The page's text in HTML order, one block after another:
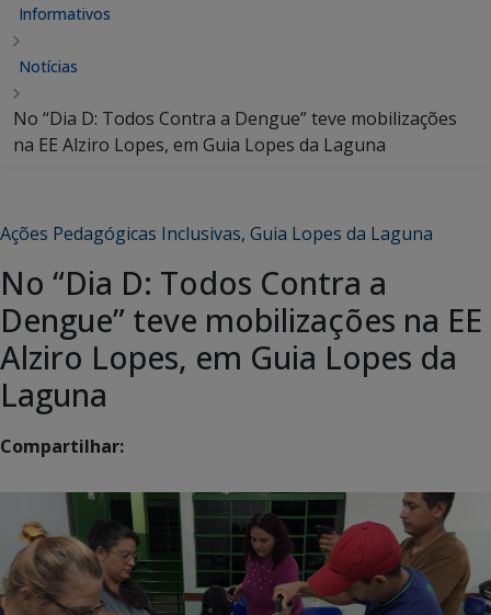
Informativos
Notícias
No “Dia D: Todos Contra a Dengue” teve mobilizações
na EE Alziro Lopes, em Guia Lopes da Laguna
Ações Pedagógicas Inclusivas, Guia Lopes da Laguna
No “Dia D: Todos Contra a
Dengue” teve mobilizações na EE
Alziro Lopes, em Guia Lopes da
Laguna
Compartilhar: